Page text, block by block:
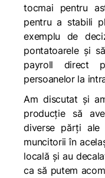
tocmai pentru
pentru a stabili
exemplu de
pontatoarele și
payroll direct
persoanelor la
Am discutat și
producție să
diverse părți
muncitorii în
locală și au
ca să putem